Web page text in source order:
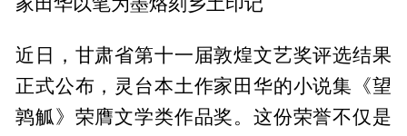
近日，甘肃省第十一届敦煌文艺奖评选结果
正式公布，灵台本土作家田华的小说集《望
鹑觚》荣膺文学类作品奖。这份荣誉不仅是